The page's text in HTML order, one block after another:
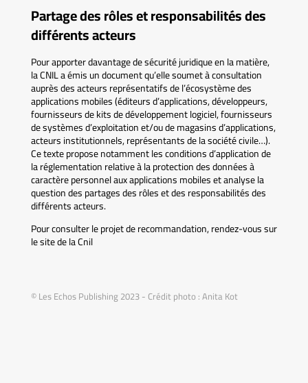
Partage des rôles et responsabilités des
différents acteurs
Pour apporter davantage de sécurité juridique en la matière,
la CNIL a émis un document qu’elle soumet à consultation
auprès des acteurs représentatifs de l’écosystème des
applications mobiles (éditeurs d’applications, développeurs,
fournisseurs de kits de développement logiciel, fournisseurs
de systèmes d’exploitation et/ou de magasins d’applications,
acteurs institutionnels, représentants de la société civile…).
Ce texte propose notamment les conditions d’application de
la réglementation relative à la protection des données à
caractère personnel aux applications mobiles et analyse la
question des partages des rôles et des responsabilités des
différents acteurs.
Pour consulter le projet de recommandation, rendez-vous sur
le site de la Cnil
© Les Echos Publishing 2023 - Crédit photo : Anita Kot